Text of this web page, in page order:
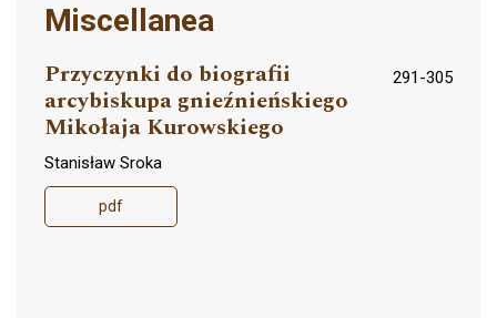
Miscellanea
Przyczynki do biografii
arcybiskupa gnieźnieńskiego
Mikołaja Kurowskiego
291-305
Stanisław Sroka
pdf